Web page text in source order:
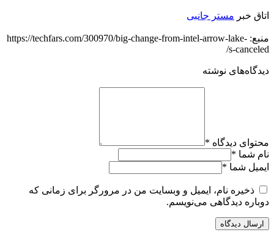
اتاق خبر مستر جانبی
منبع: https://techfars.com/300970/big-change-from-intel-arrow-lake-
s-canceled/
دیدگاه‌های نوشته
محتوای دیدگاه *
نام شما *
ایمیل شما *
ذخیره نام، ایمیل و وبسایت من در مرورگر برای زمانی که
دوباره دیدگاهی می‌نویسم.